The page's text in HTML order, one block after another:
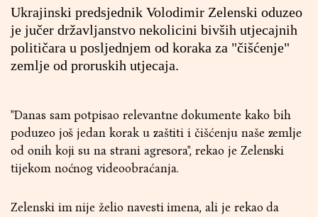
Ukrajinski predsjednik Volodimir Zelenski oduzeo
je jučer državljanstvo nekolicini bivših utjecajnih
političara u posljednjem od koraka za "čišćenje"
zemlje od proruskih utjecaja.
"Danas sam potpisao relevantne dokumente kako bih
poduzeo još jedan korak u zaštiti i čišćenju naše zemlje
od onih koji su na strani agresora", rekao je Zelenski
tijekom noćnog videoobraćanja.
Zelenski im nije želio navesti imena, ali je rekao da